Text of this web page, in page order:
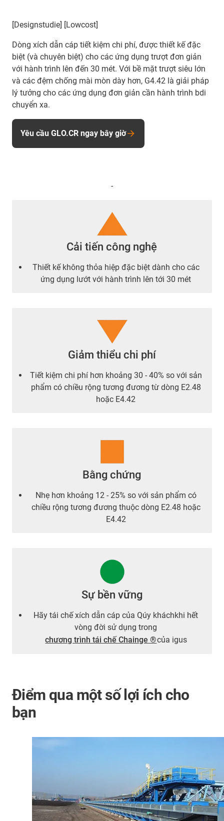
[Designstudie] [Lowcost]
Dòng xích dẫn cáp tiết kiệm chi phí, được thiết kế đặc
biệt (và chuyên biệt) cho các ứng dụng trượt đơn giản
với hành trình lên đến 30 mét. Với bề mặt trượt siêu lớn
và các đệm chống mài mòn dày hơn, G4.42 là giải pháp
lý tưởng cho các ứng dụng đơn giản cần hành trình bdi
chuyển xa.
Yêu cầu GLO.CR ngay bây giờ
-
Cải tiến công nghệ
Thiết kế không thỏa hiệp đặc biệt dành cho các
ứng dụng lướt với hành trình lên tới 30 mét
Giảm thiểu chi phí
Tiết kiệm chi phí hơn khoảng 30 - 40% so với sản
phẩm có chiều rộng tương đương từ dòng E2.48
hoặc E4.42
Bằng chứng
Nhẹ hơn khoảng 12 - 25% so với sản phẩm có
chiều rộng tương đương thuộc dòng E2.48 hoặc
E4.42
Sự bền vững
Hãy tái chế xích dẫn cáp của Qúy kháchkhi hết
vòng đời sử dụng trong
chương trình tái chế Chainge ®của igus
Điểm qua một số lợi ích cho
bạn